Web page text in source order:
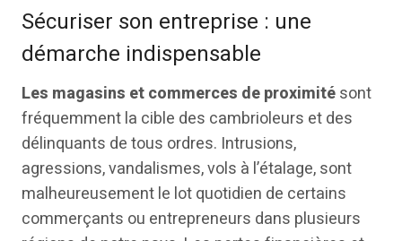
Sécuriser son entreprise : une
démarche indispensable
Les magasins et commerces de proximitésont
fréquemment la cible des cambrioleurs et des
délinquants de tous ordres. Intrusions,
agressions, vandalismes, vols à l’étalage, sont
malheureusement le lot quotidien de certains
commerçants ou entrepreneurs dans plusieurs